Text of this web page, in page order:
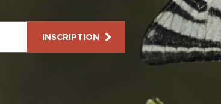
INSCRIPTION